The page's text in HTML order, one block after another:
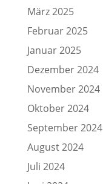
März 2025
Februar 2025
Januar 2025
Dezember 2024
November 2024
Oktober 2024
September 2024
August 2024
Juli 2024